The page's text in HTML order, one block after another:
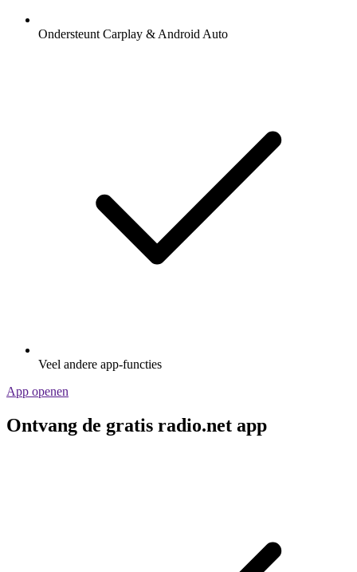
Ondersteunt Carplay & Android Auto
Veel andere app-functies
App openen
Ontvang de gratis radio.net app